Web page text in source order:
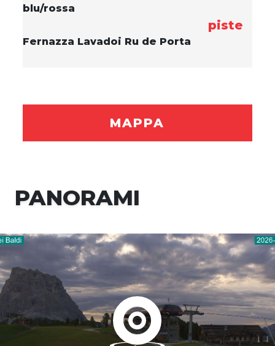
blu/rossa
piste
Fernazza Lavadoi Ru de Porta
MAPPA
PANORAMI